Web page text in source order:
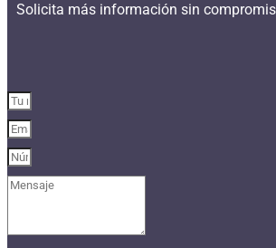
Solicita más información sin